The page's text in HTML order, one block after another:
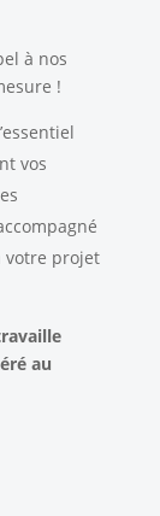
à nos
!
vos
votre projet
au